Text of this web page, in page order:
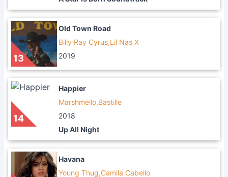
13
Old Town Road
Billy Ray Cyrus,Lil Nas X
2019
14
Happier
Marshmello,Bastille
2018
Up All Night
Havana
Young Thug,Camila Cabello